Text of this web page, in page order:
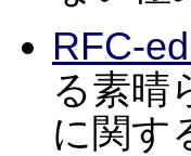
RFC-
る素晴
に関す